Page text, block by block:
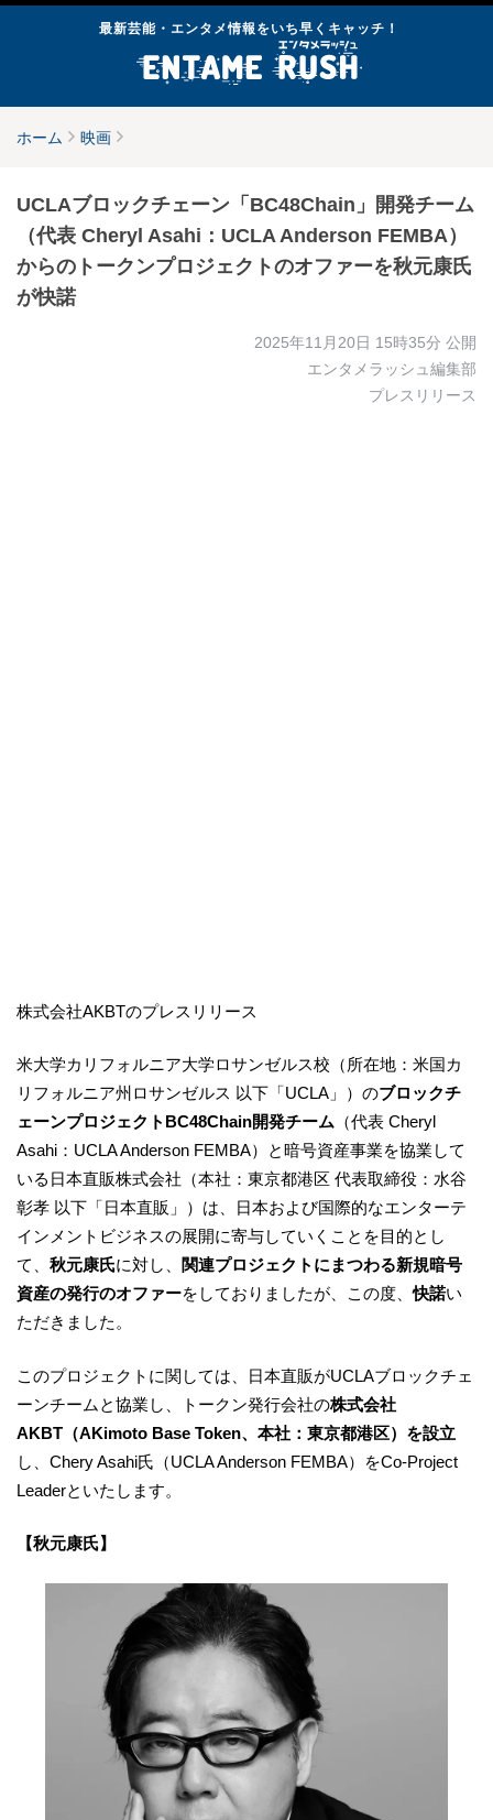
最新芸能・エンタメ情報をいち早くキャッチ！
ホーム 映画
UCLAブロックチェーン「BC48Chain」開発チーム
（代表 Cheryl Asahi：UCLA Anderson FEMBA）
からのトークンプロジェクトのオファーを秋元康氏
が快諾
2025年11月20日 15時35分 公開
エンタメラッシュ編集部
プレスリリース
株式会社AKBTのプレスリリース
米大学カリフォルニア大学ロサンゼルス校（所在地：米国カ
リフォルニア州ロサンゼルス 以下「UCLA」）のブロックチ
ェーンプロジェクトBC48Chain開発チーム （代表 Cheryl
Asahi：UCLA Anderson FEMBA）と暗号資産事業を協業して
いる日本直販株式会社（本社：東京都港区 代表取締役：水谷
彰孝 以下「日本直販」）は、日本および国際的なエンターテ
インメントビジネスの展開に寄与していくことを目的とし
て、 秋元康氏に対し、
関連プロジェクトにまつわる新規暗号
資産の発行のオファーをしておりましたが、この度、快諾い
ただきました。
このプロジェクトに関しては、日本直販がUCLAブロックチェ
ーンチームと協業し、トークン発行会社の株式会社
AKBT（AKimoto Base Token、本社：東京都港区）を設立
し、Chery Asahi氏（UCLA Anderson FEMBA）をCo-Project
Leaderといたします。
【秋元康氏】